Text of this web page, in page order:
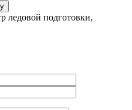
ледовой подготовки,